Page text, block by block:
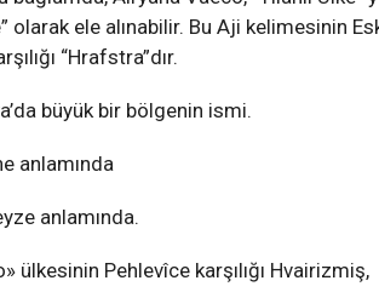
olarak ele alınabilir. Bu Aji kelimesinin
“Hrafstra”dır.
büyük bir bölgenin ismi.
anlamında
anlamında.
ülkesinin Pehlevîce karşılığı Hvairizmiş,